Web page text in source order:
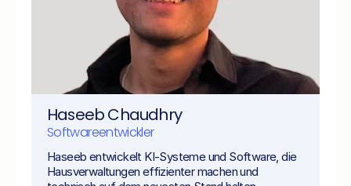
Haseeb Chaudhry
Softwareentwickler
Haseeb entwickelt KI-Systeme und Software, die
Hausverwaltungen effizienter machen und